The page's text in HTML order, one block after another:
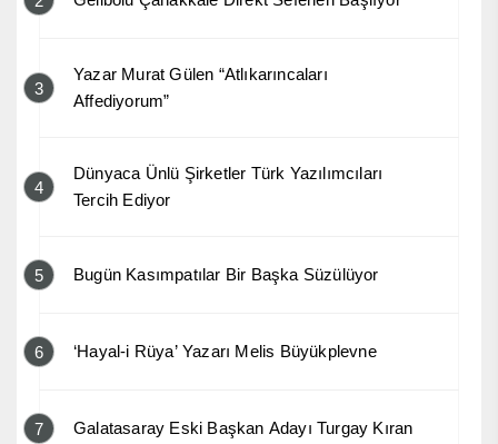
3
Yazar Murat Gülen “Atlıkarıncaları
Affediyorum”
4
Dünyaca Ünlü Şirketler Türk Yazılımcıları
Tercih Ediyor
5 Bugün Kasımpatılar Bir Başka Süzülüyor
6 ‘Hayal-i Rüya’ Yazarı Melis Büyükplevne
7 Galatasaray Eski Başkan Adayı Turgay Kıran